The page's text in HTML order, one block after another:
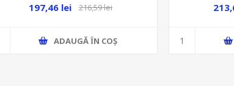
197,46 lei 216,59 lei
ADAUGĂ ȊN COŞ